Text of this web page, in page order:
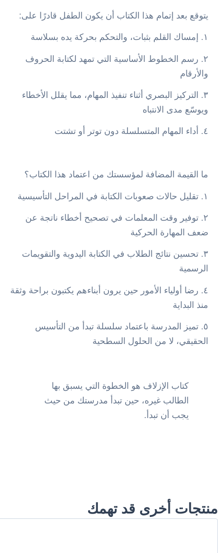
يتوقع بعد إتمام هذا الكتاب أن يكون الطفل قادرًا على:
١. إمساك القلم بثبات، والتحكم بحركة يده بسلاسة
٢. رسم الخطوط الأساسية التي تمهد لكتابة الحروف
والأرقام
٣. التركيز البصري أثناء تنفيذ المهام، مما يقلل الأخطاء
ويوسّع مدى الانتباه
٤. أداء المهام المتسلسلة دون توتر أو تشتت
ما القيمة المضافة لمؤسستك من اعتماد هذا الكتاب؟
١. تقليل حالات صعوبات الكتابة في المراحل التأسيسية
٢. توفير وقت المعلمات في تصحيح أخطاء ناتجة عن
ضعف المهارة الحركية
٣. تحسين نتائج الطلاب في الكتابة اليدوية والتقويمات
الرسمية
٤. رضا أولياء الأمور حين يرون أبناءهم يكتبون براحة وثقة
منذ البداية
٥. تميز المدرسة باعتماد سلسلة تبدأ من التأسيس
الحقيقي، لا من الحلول السطحية
كتاب الإزلاف هو الخطوة التي يسبق بها
الطالب غيره، حين تبدأ مدرستك من حيث
يجب أن تبدأ.
منتجات أخرى قد تهمك